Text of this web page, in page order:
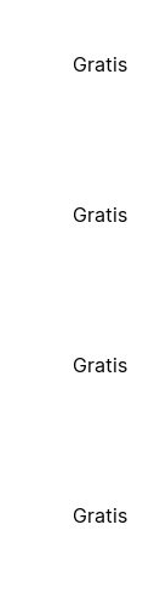
Gratis
Gratis
Gratis
Gratis